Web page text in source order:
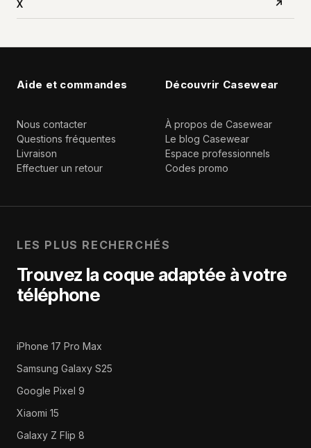
X ↗
Aide et commandes
Nous contacter
Questions fréquentes
Livraison
Effectuer un retour
Découvrir Casewear
À propos de Casewear
Le blog Casewear
Espace professionnels
Codes promo
LES PLUS RECHERCHÉS
Trouvez la coque adaptée à votre
téléphone
iPhone 17 Pro Max
Samsung Galaxy S25
Google Pixel 9
Xiaomi 15
Galaxy Z Flip 8